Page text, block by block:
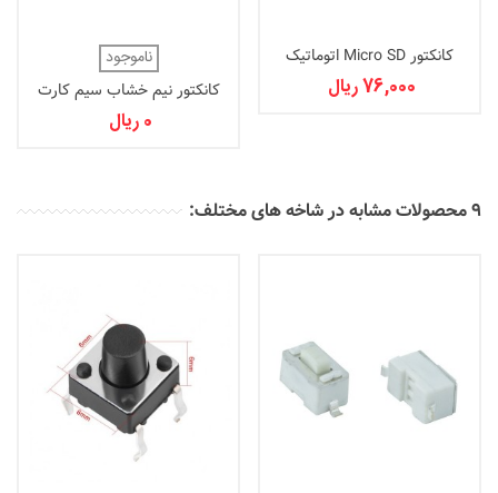
کانکتور Micro SD اتوماتیک
76,000 ریال
ناموجود
کانکتور نیم خشاب سیم کارت
0 ریال
9 محصولات مشابه در شاخه های مختلف: